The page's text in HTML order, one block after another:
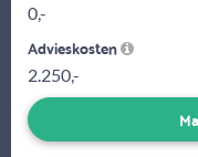
0,-
Advieskosten
2.250,-